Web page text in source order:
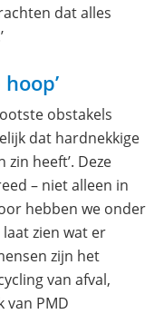
dat alles
obstakels
dat hardnekkige
zin heeft’. Deze
– niet alleen in
hebben we onder
zien wat er
zijn het
van afval,
van PMD